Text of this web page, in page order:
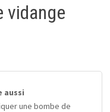
vidange
aussi
une bombe de